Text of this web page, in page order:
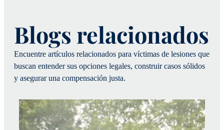
Blogs relacionados
Encuentre artículos relacionados para víctimas de lesiones que
buscan entender sus opciones legales, construir casos sólidos
y asegurar una compensación justa.